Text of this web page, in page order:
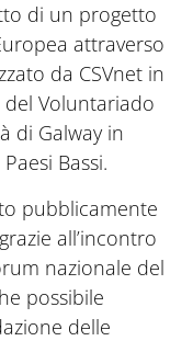
di un progetto
attraverso
da CSVnet in
Voluntariado
di Galway in
Bassi.
pubblicamente
all’incontro
nazionale del
possibile
delle